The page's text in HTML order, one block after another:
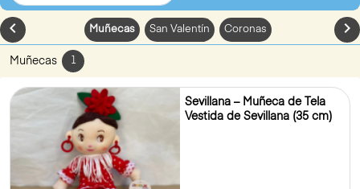
chevron_left Muñecas San Valentín Coronas
Muñecas 1
Sevillana – Muñeca de Tela
Vestida de Sevillana (35 cm)